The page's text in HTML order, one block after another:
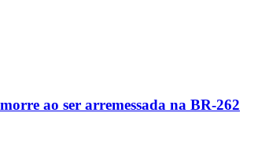
ao ser arremessada na BR-262